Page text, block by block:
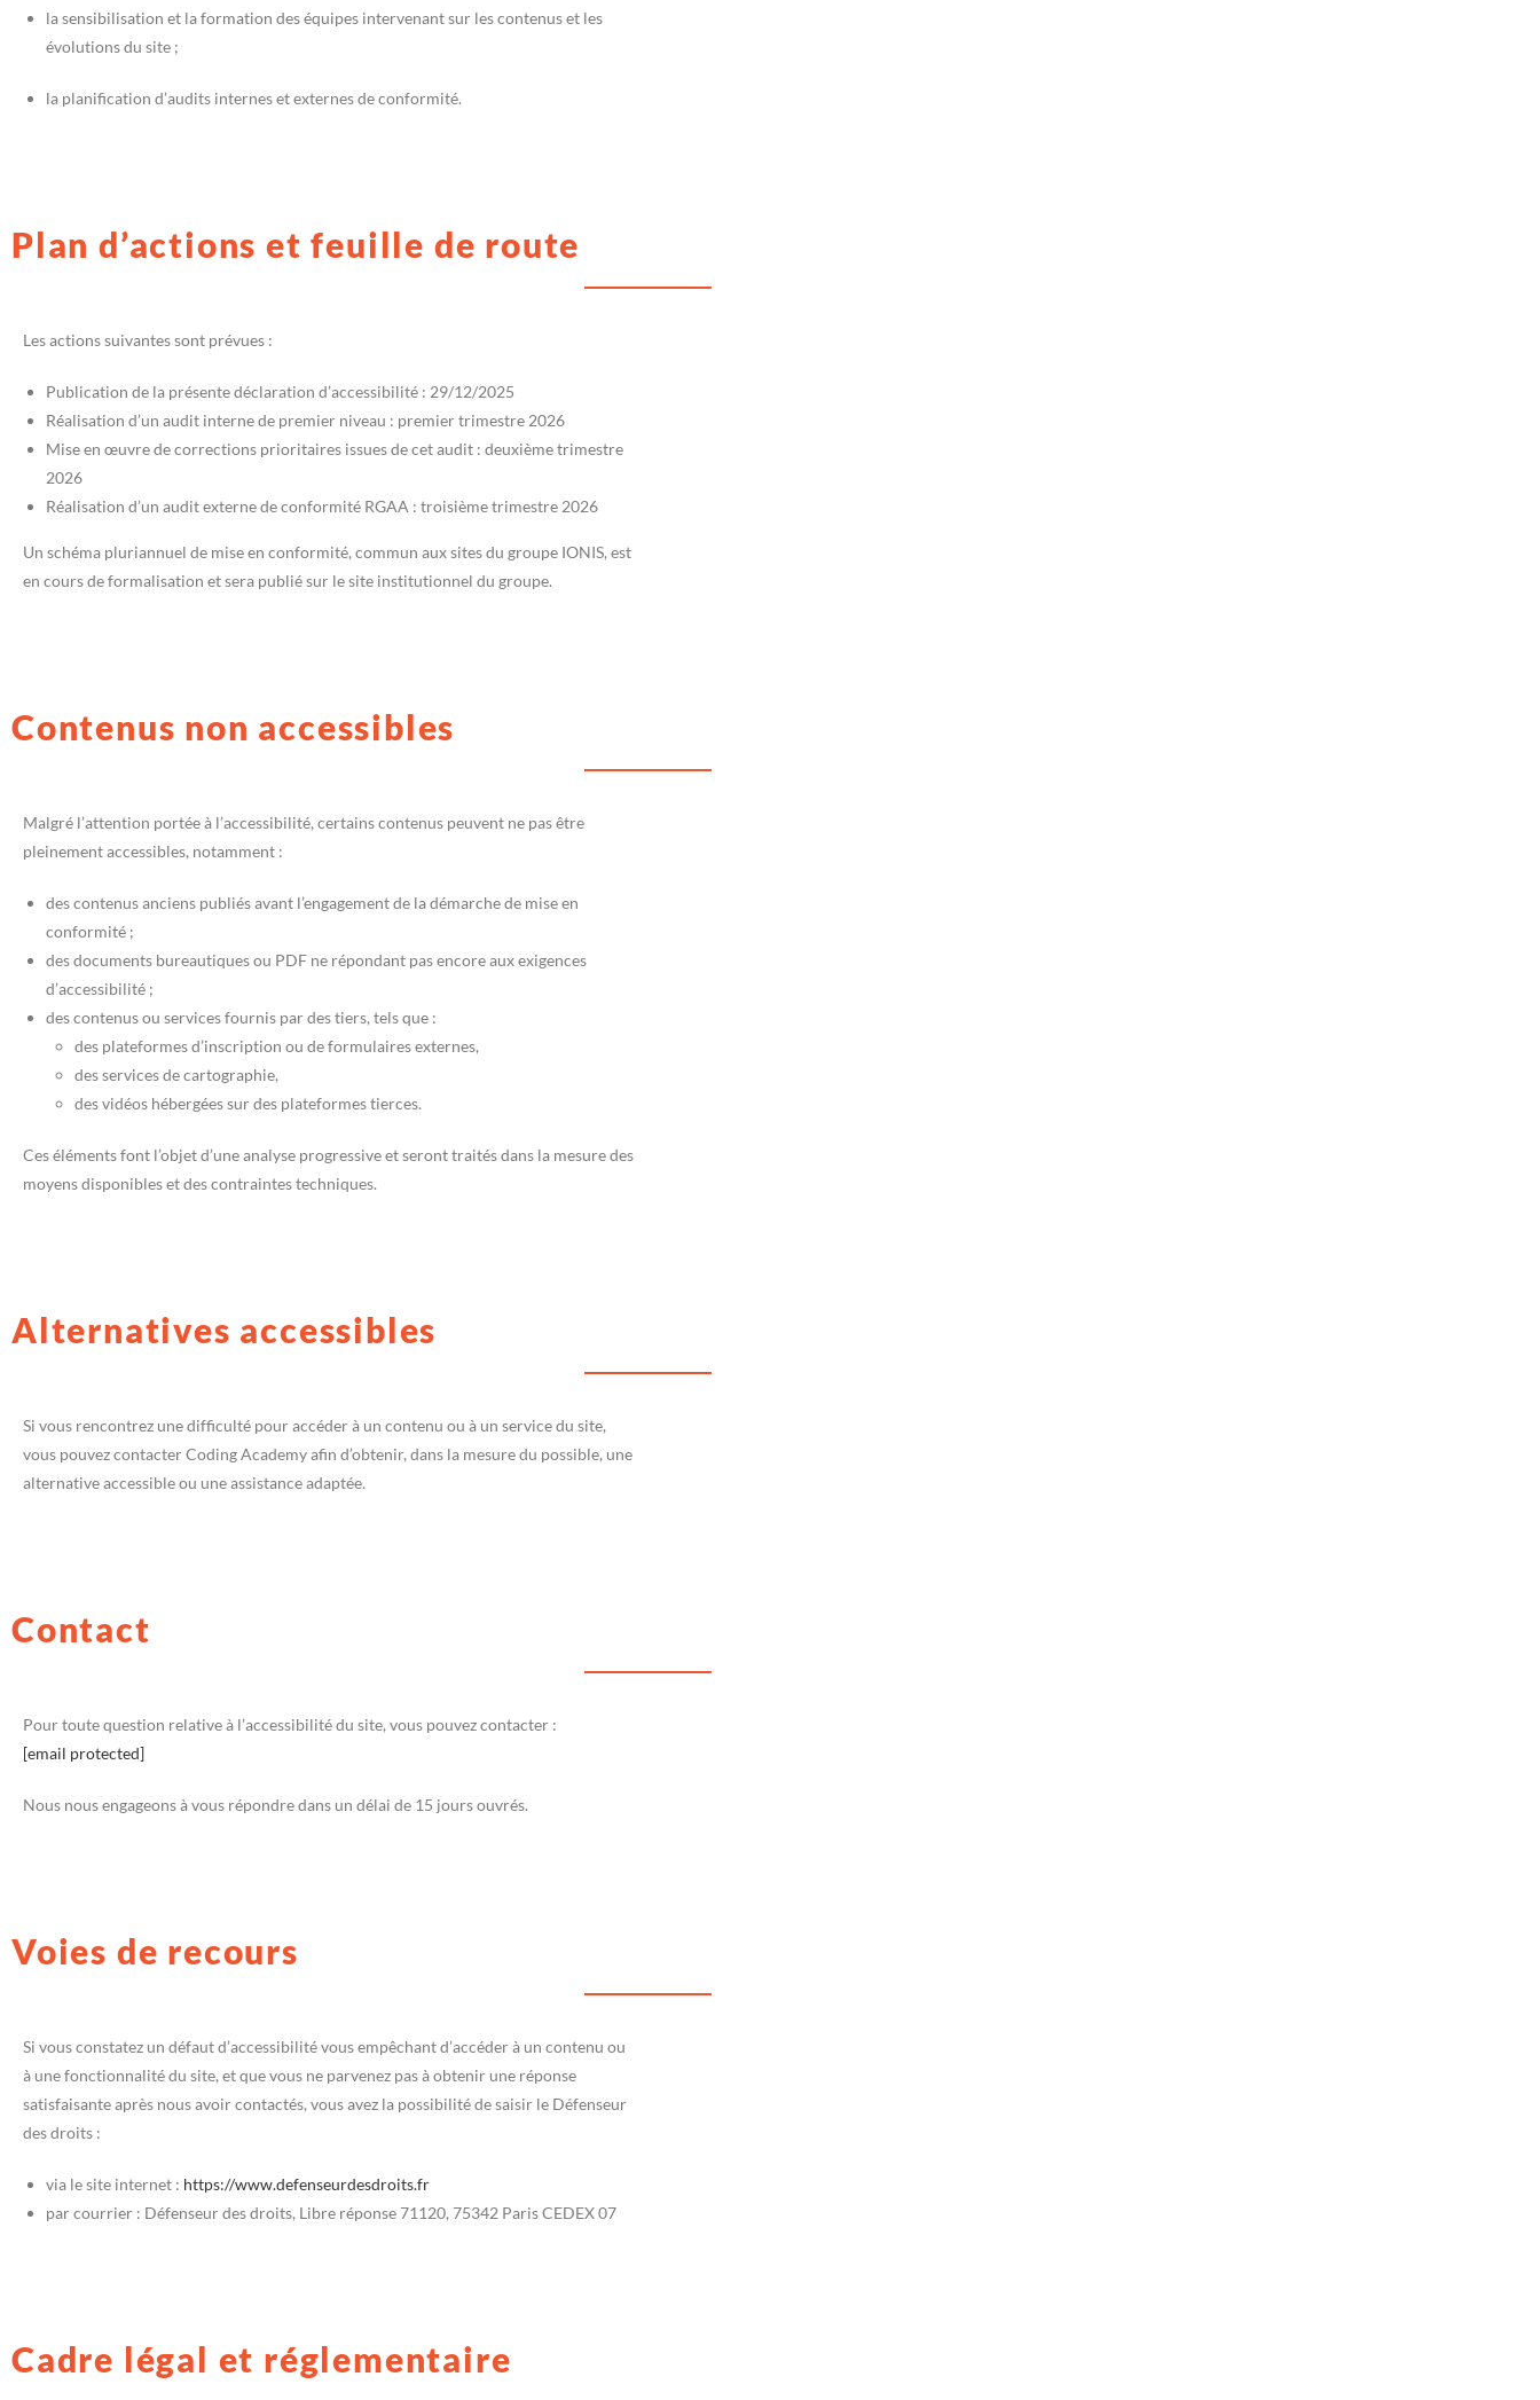
la sensibilisation et la formation des équipes intervenant sur les contenus et les
évolutions du site ;
la planification d’audits internes et externes de conformité.
Plan d’actions et feuille de route
Les actions suivantes sont prévues :
Publication de la présente déclaration d’accessibilité : 29/12/2025
Réalisation d’un audit interne de premier niveau : premier trimestre 2026
Mise en œuvre de corrections prioritaires issues de cet audit : deuxième trimestre
2026
Réalisation d’un audit externe de conformité RGAA : troisième trimestre 2026
Un schéma pluriannuel de mise en conformité, commun aux sites du groupe IONIS, est
en cours de formalisation et sera publié sur le site institutionnel du groupe.
Contenus non accessibles
Malgré l’attention portée à l’accessibilité, certains contenus peuvent ne pas être
pleinement accessibles, notamment :
des contenus anciens publiés avant l’engagement de la démarche de mise en
conformité ;
des documents bureautiques ou PDF ne répondant pas encore aux exigences
d’accessibilité ;
des contenus ou services fournis par des tiers, tels que :
des plateformes d’inscription ou de formulaires externes,
des services de cartographie,
des vidéos hébergées sur des plateformes tierces.
Ces éléments font l’objet d’une analyse progressive et seront traités dans la mesure des
moyens disponibles et des contraintes techniques.
Alternatives accessibles
Si vous rencontrez une difficulté pour accéder à un contenu ou à un service du site,
vous pouvez contacter Coding Academy afin d’obtenir, dans la mesure du possible, une
alternative accessible ou une assistance adaptée.
Contact
Pour toute question relative à l’accessibilité du site, vous pouvez contacter :
[email protected]
Nous nous engageons à vous répondre dans un délai de 15 jours ouvrés.
Voies de recours
Si vous constatez un défaut d’accessibilité vous empêchant d’accéder à un contenu ou
à une fonctionnalité du site, et que vous ne parvenez pas à obtenir une réponse
satisfaisante après nous avoir contactés, vous avez la possibilité de saisir le Défenseur
des droits :
via le site internet : https://www.defenseurdesdroits.fr
par courrier : Défenseur des droits, Libre réponse 71120, 75342 Paris CEDEX 07
Cadre légal et réglementaire